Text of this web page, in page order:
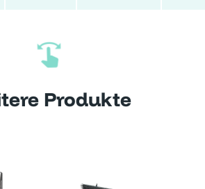
Produkte